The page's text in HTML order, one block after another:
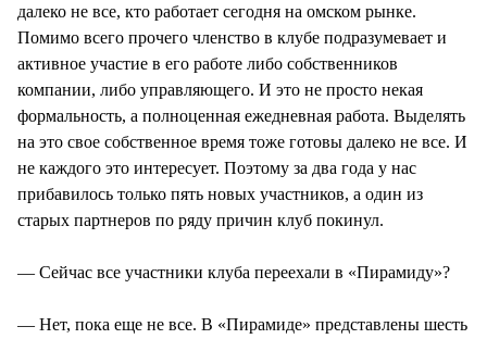
далеко не все, кто работает сегодня на омском рынке.
Помимо всего прочего членство в клубе подразумевает и
активное участие в его работе либо собственников
компании, либо управляющего. И это не просто некая
формальность, а полноценная ежедневная работа. Выделять
на это свое собственное время тоже готовы далеко не все. И
не каждого это интересует. Поэтому за два года у нас
прибавилось только пять новых участников, а один из
старых партнеров по ряду причин клуб покинул.
— Сейчас все участники клуба переехали в «Пирамиду»?
— Нет, пока еще не все. В «Пирамиде» представлены шесть